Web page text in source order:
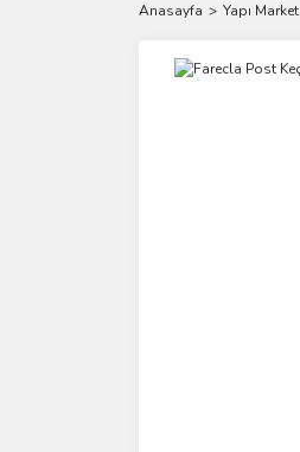
Anasayfa Yapı Market